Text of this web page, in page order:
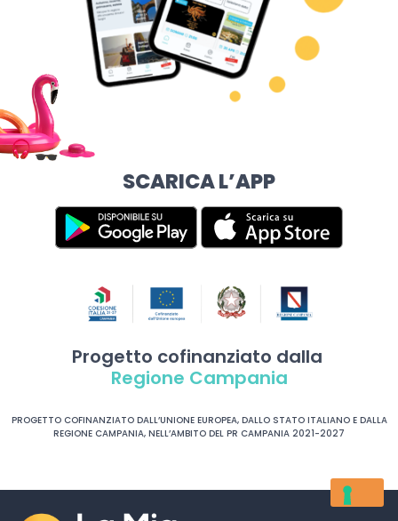
SCARICA L’APP
Progetto cofinanziato dalla
Regione Campania
PROGETTO COFINANZIATO DALL’UNIONE EUROPEA, DALLO STATO ITALIANO E DALLA
REGIONE CAMPANIA, NELL’AMBITO DEL PR CAMPANIA 2021-2027